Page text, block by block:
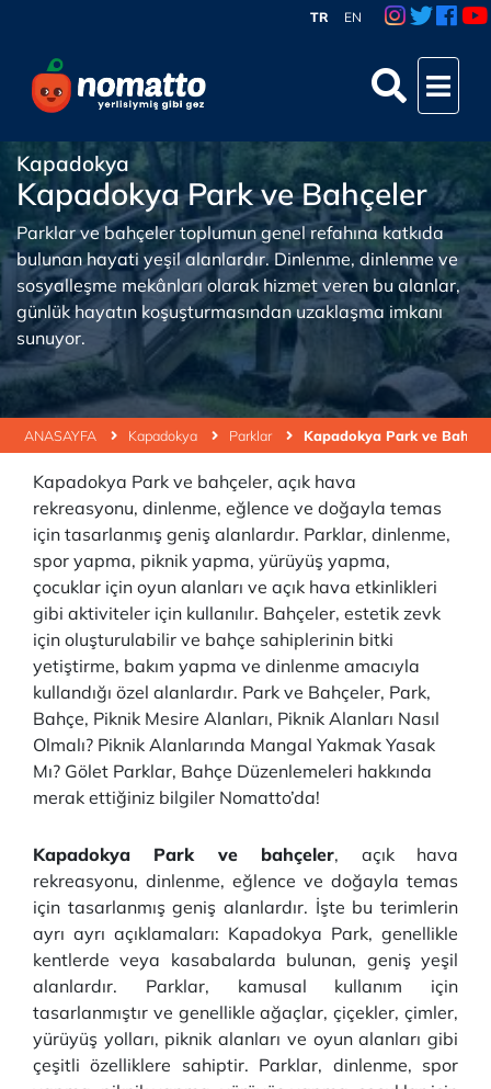
TR EN
ANASAYFA Kapadokya Parklar Kapadokya Park ve
Kapadokya
Kapadokya Park ve Bahçeler
Parklar ve bahçeler toplumun genel refahına katkıda
bulunan hayati yeşil alanlardır. Dinlenme, dinlenme ve
sosyalleşme mekânları olarak hizmet veren bu alanlar,
günlük hayatın koşuşturmasından uzaklaşma imkanı
sunuyor.
Kapadokya Park ve bahçeler, açık hava
rekreasyonu, dinlenme, eğlence ve doğayla temas
için tasarlanmış geniş alanlardır. Parklar, dinlenme,
spor yapma, piknik yapma, yürüyüş yapma,
çocuklar için oyun alanları ve açık hava etkinlikleri
gibi aktiviteler için kullanılır. Bahçeler, estetik zevk
için oluşturulabilir ve bahçe sahiplerinin bitki
yetiştirme, bakım yapma ve dinlenme amacıyla
kullandığı özel alanlardır. Park ve Bahçeler, Park,
Bahçe, Piknik Mesire Alanları, Piknik Alanları Nasıl
Olmalı? Piknik Alanlarında Mangal Yakmak Yasak
Mı? Gölet Parklar, Bahçe Düzenlemeleri hakkında
merak ettiğiniz bilgiler Nomatto’da!
Kapadokya Park ve bahçeler, açık hava
rekreasyonu, dinlenme, eğlence ve doğayla temas
için tasarlanmış geniş alanlardır. İşte bu terimlerin
ayrı ayrı açıklamaları: Kapadokya Park, genellikle
kentlerde veya kasabalarda bulunan, geniş yeşil
alanlardır. Parklar, kamusal kullanım için
tasarlanmıştır ve genellikle ağaçlar, çiçekler, çimler,
yürüyüş yolları, piknik alanları ve oyun alanları gibi
çeşitli özelliklere sahiptir. Parklar, dinlenme, spor